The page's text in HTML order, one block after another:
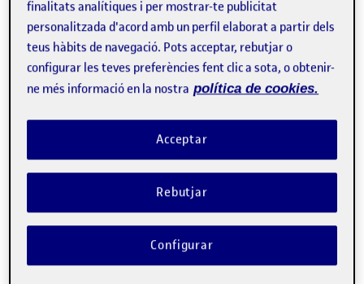
àmbit i integrar els coneixements adquirits al llarg de les diferents
assignatures del màster, posant-los en pràctica durant les 50
hores de pràcticum. Una de les competències més rellevants que
he desenvolupat ha estat la capacitat de detecció i anàlisi de
necessitats dins del context del centre educatiu. Aquest aspecte
ha estat especialment treballat…
ENTRADA 6:
Africa del Amo Cabeza
En aquesta entrada final, vull destacar que l’experiència de
pràctiques ha estat molt positiva. A través de les diferents
activitats desenvolupades, he pogut posar en pràctica totes les
finalitats analítiques i per mostrar-te publicitat
personalitzada d'acord amb un perfil elaborat a partir dels
teus hàbits de navegació. Pots acceptar, rebutjar o
configurar les teves preferències fent clic a sota, o obtenir-
ne més informació en la nostra política de cookies.
Rebutjar
Acceptar
Configurar